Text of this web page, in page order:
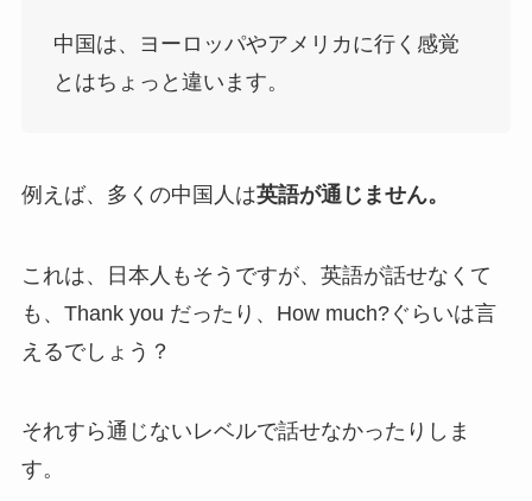
中国は、ヨーロッパやアメリカに行く感覚
とはちょっと違います。
例えば、多くの中国人は英語が通じません。
これは、日本人もそうですが、英語が話せなくて
も、Thank you だったり、How much?ぐらいは言
えるでしょう？
それすら通じないレベルで話せなかったりしま
す。